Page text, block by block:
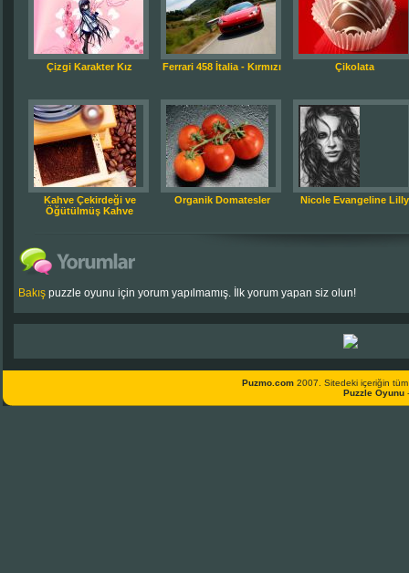
Çizgi Karakter Kız Ferrari 458 İtalia - Kırmızı Çikolata
Kahve Çekirdeği ve
Öğütülmüş Kahve
Organik Domatesler Nicole Evangeline Lilly
Bakış puzzle oyunu için yorum yapılmamış. İlk yorum yapan siz olun!
Puzmo.com2007. Sitedeki içeriğin tüm
Puzzle Oyunu